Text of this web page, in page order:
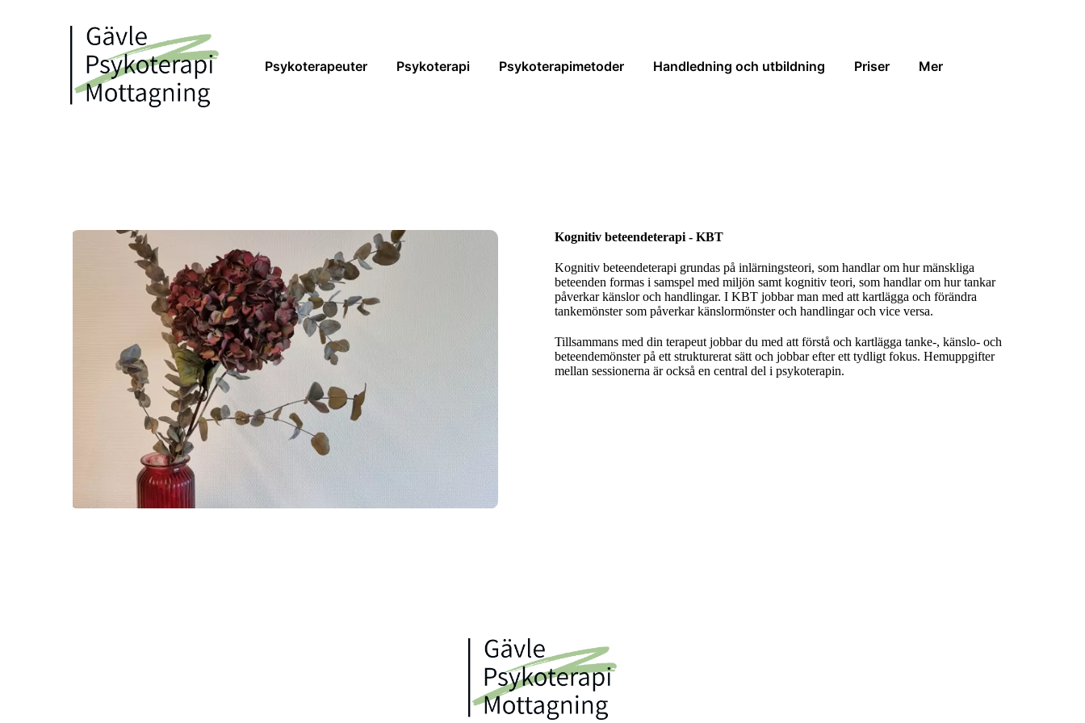
Psykoterapeuter Psykoterapi Psykoterapimetoder Handledning och utbildning Priser Mer
Kognitiv beteendeterapi - KBT
Kognitiv beteendeterapi grundas på inlärningsteori, som handlar om hur mänskliga
beteenden formas i samspel med miljön samt kognitiv teori, som handlar om hur tankar
påverkar känslor och handlingar. I KBT jobbar man med att kartlägga och förändra
tankemönster som påverkar känslormönster och handlingar och vice versa.
Tillsammans med din terapeut jobbar du med att förstå och kartlägga tanke-, känslo- och
beteendemönster på ett strukturerat sätt och jobbar efter ett tydligt fokus. Hemuppgifter
mellan sessionerna är också en central del i psykoterapin.